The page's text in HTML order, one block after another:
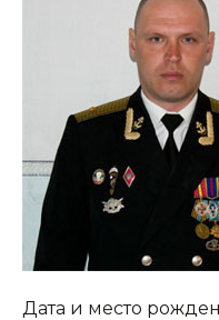
Дата и место